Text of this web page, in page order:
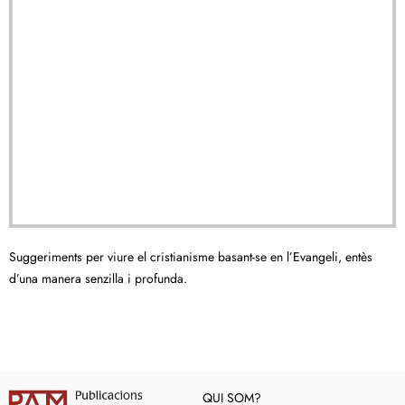
Suggeriments per viure el cristianisme basant-se en l’Evangeli, entès
d’una manera senzilla i profunda.
QUI SOM?